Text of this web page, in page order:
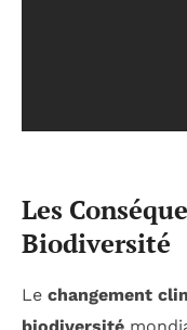
Les
Biodiversité
Le changement